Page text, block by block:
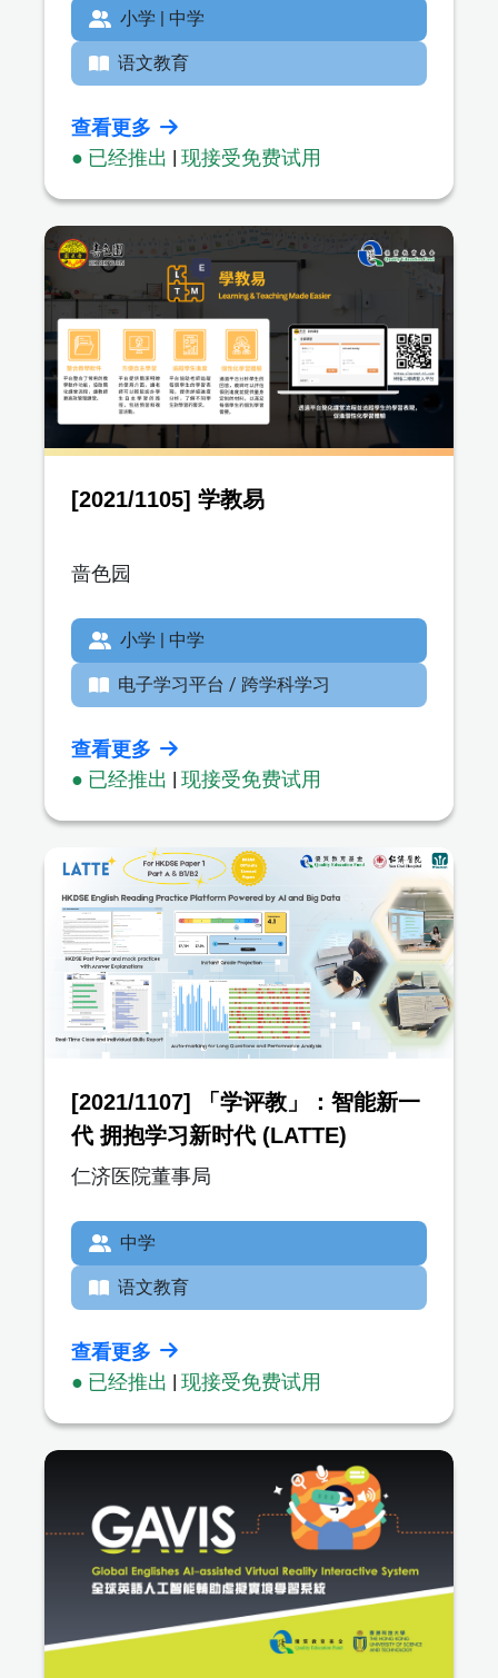
小学 | 中学
语文教育
查看更多
● 已经推出 | 现接受免费试用
[2021/1105] 学教易
啬色园
小学 | 中学
电子学习平台 / 跨学科学习
查看更多
● 已经推出 | 现接受免费试用
[2021/1107] 「学评教」：智能新一
代 拥抱学习新时代 (LATTE)
仁济医院董事局
中学
语文教育
查看更多
● 已经推出 | 现接受免费试用